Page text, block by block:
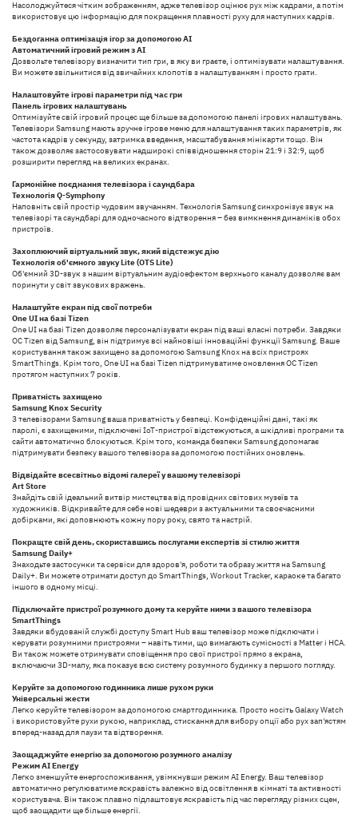
Насолоджуйтеся чітким зображенням, адже телевізор оцінює рух між кадрами, а потім
використовує цю інформацію для покращення плавності руху для наступних кадрів.
Бездоганна оптимізація ігор за допомогою AI
Автоматичний ігровий режим з AI
Дозвольте телевізору визначити тип гри, в яку ви граєте, і оптимізувати налаштування.
Ви можете звільнитися від звичайних клопотів з налаштуванням і просто грати.
Налаштовуйте ігрові параметри під час гри
Панель ігрових налаштувань
Оптимізуйте свій ігровий процес ще більше за допомогою панелі ігрових налаштувань.
Телевізори Samsung мають зручне ігрове меню для налаштування таких параметрів, як
частота кадрів у секунду, затримка введення, масштабування мінікарти тощо. Він
також дозволяє застосовувати надширокі співвідношення сторін 21:9 і 32:9, щоб
розширити перегляд на великих екранах.
Гармонійне поєднання телевізора і саундбара
Технологія Q-Symphony
Наповніть свій простір чудовим звучанням. Технологія Samsung синхронізує звук на
телевізорі та саундбарі для одночасного відтворення – без вимкнення динаміків обох
пристроїв.
Захоплюючий віртуальний звук, який відстежує дію
Технологія об'ємного звуку Lite (OTS Lite)
Об'ємний 3D-звук з нашим віртуальним аудіоефектом верхнього каналу дозволяє вам
поринути у світ звукових вражень.
Налаштуйте екран під свої потреби
One UI на базі Tizen
One UI на базі Tizen дозволяє персоналізувати екран під ваші власні потреби. Завдяки
ОС Tizen від Samsung, він підтримує всі найновіші інноваційні функції Samsung. Ваше
користування також захищено за допомогою Samsung Knox на всіх пристроях
SmartThings. Крім того, One UI на базі Tizen підтримуватиме оновлення ОС Tizen
протягом наступних 7 років.
Приватність захищено
Samsung Knox Security
З телевізорами Samsung ваша приватність у безпеці. Конфіденційні дані, такі як
паролі, є захищеними, підключені IoT-пристрої відстежуються, а шкідливі програми та
сайти автоматично блокуються. Крім того, команда безпеки Samsung допомагає
підтримувати безпеку вашого телевізора за допомогою постійних оновлень.
Відвідайте всесвітньо відомі галереї у вашому телевізорі
Art Store
Знайдіть свій ідеальний витвір мистецтва від провідних світових музеїв та
художників. Відкривайте для себе нові шедеври з актуальними та своєчасними
добірками, які доповнюють кожну пору року, свято та настрій.
Покращте свій день, скориставшись послугами експертів зі стилю життя
Samsung Daily+
Знаходьте застосунки та сервіси для здоров'я, роботи та образу життя на Samsung
Daily+. Ви можете отримати доступ до SmartThings, Workout Tracker, караоке та багато
іншого в одному місці.
Підключайте пристрої розумного дому та керуйте ними з вашого телевізора
SmartThings
Завдяки вбудованій службі доступу Smart Hub ваш телевізор може підключати і
керувати розумними пристроями – навіть тими, що вимагають сумісності з Matter і HCA.
Ви також можете отримувати сповіщення про свої пристрої прямо з екрана,
включаючи 3D-мапу, яка показує всю систему розумного будинку з першого погляду.
Керуйте за допомогою годинника лише рухом руки
Універсальні жести
Легко керуйте телевізором за допомогою смартгодинника. Просто носіть Galaxy Watch
і використовуйте рухи рукою, наприклад, стискання для вибору опції або рух зап'ястям
вперед-назад для паузи та відтворення.
Заощаджуйте енергію за допомогою розумного аналізу
Режим AI Energy
Легко зменшуйте енергоспоживання, увімкнувши режим AI Energy. Ваш телевізор
автоматично регулюватиме яскравість залежно від освітлення в кімнаті та активності
користувача. Він також плавно підлаштовує яскравість під час перегляду різних сцен,
щоб заощадити ще більше енергії.